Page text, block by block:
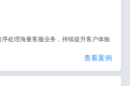
处理海量客服业务，持续提升客户体验
查看案例